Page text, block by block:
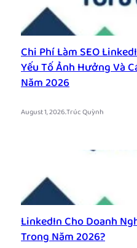
Chi Phí Làm SEO
Yếu Tố Ảnh Hưởng Và
Năm 2026
August 1, 2026.Trúc Quỳnh
LinkedIn Cho Doanh
Trong Năm 2026?